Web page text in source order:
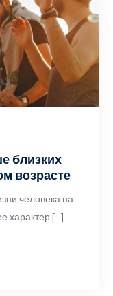
близких
возрасте
человека на
характер […]